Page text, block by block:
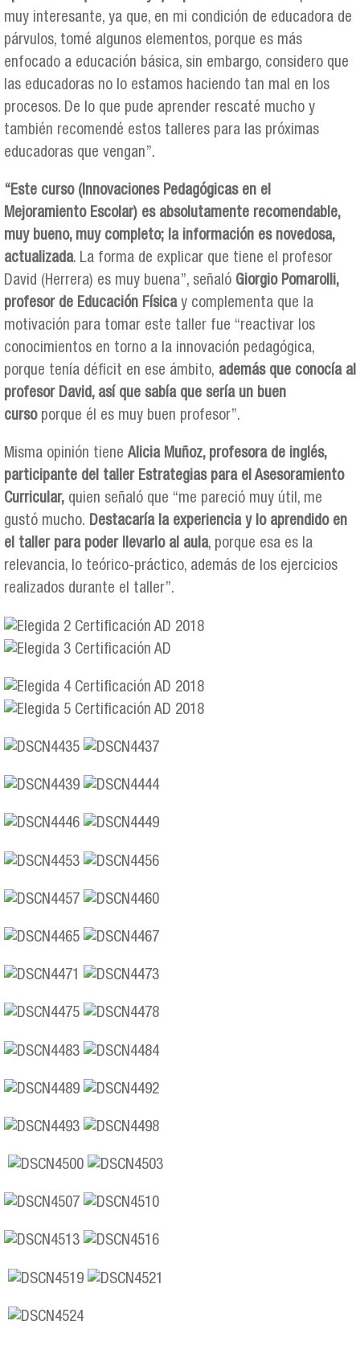
muy interesante, ya que, en mi condición de educadora de
párvulos, tomé algunos elementos, porque es más
enfocado a educación básica, sin embargo, considero que
las educadoras no lo estamos haciendo tan mal en los
procesos. De lo que pude aprender rescaté mucho y
también recomendé estos talleres para las próximas
educadoras que vengan”.
“Este curso (Innovaciones Pedagógicas en el
Mejoramiento Escolar) es absolutamente recomendable,
muy bueno, muy completo; la información es novedosa,
actualizada. La forma de explicar que tiene el profesor
David (Herrera) es muy buena”, señaló Giorgio Pomarolli,
profesor de Educación Físicay complementa que la
motivación para tomar este taller fue “reactivar los
conocimientos en torno a la innovación pedagógica,
porque tenía déficit en ese ámbito, además que conocía al
profesor David, así que sabía que sería un buen
cursoporque él es muy buen profesor”.
Misma opinión tiene Alicia Muñoz, profesora de inglés,
participante del taller Estrategias para el Asesoramiento
Curricular, quien señaló que “me pareció muy útil, me
gustó mucho. Destacaría la experiencia y lo aprendido en
el taller para poder llevarlo al aula, porque esa es la
relevancia, lo teórico-práctico, además de los ejercicios
realizados durante el taller”.